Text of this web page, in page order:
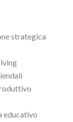
strategica
educativo